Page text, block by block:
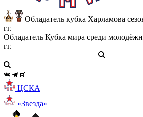
Обладатель кубка Харламова
гг.
Обладатель Кубка мира среди
гг.
ЦСКА
«Звезда»